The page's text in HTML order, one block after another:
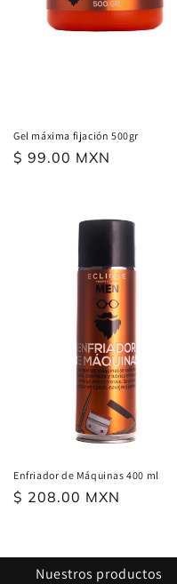
Gel máxima fijación 500gr
Precio
$ 99.00 MXN
Enfriador de Máquinas 400 ml
Precio
$ 208.00 MXN
Nuestros productos